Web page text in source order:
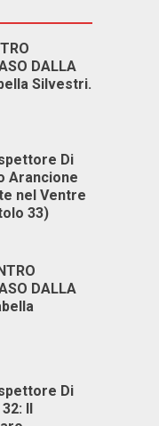
DALLA
Silvestri.
Di
Arancione
nel Ventre
33)
DALLA
Di
Il